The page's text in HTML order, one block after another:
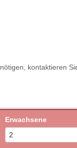
kontaktieren
Erwachsene